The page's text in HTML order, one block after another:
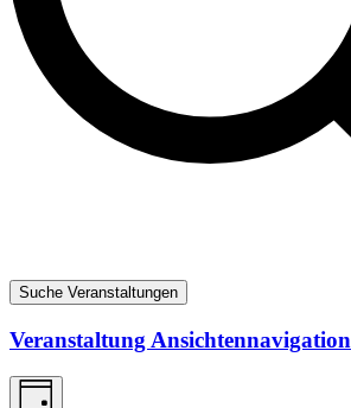
Suche Veranstaltungen
Veranstaltung Ansichtennavigation